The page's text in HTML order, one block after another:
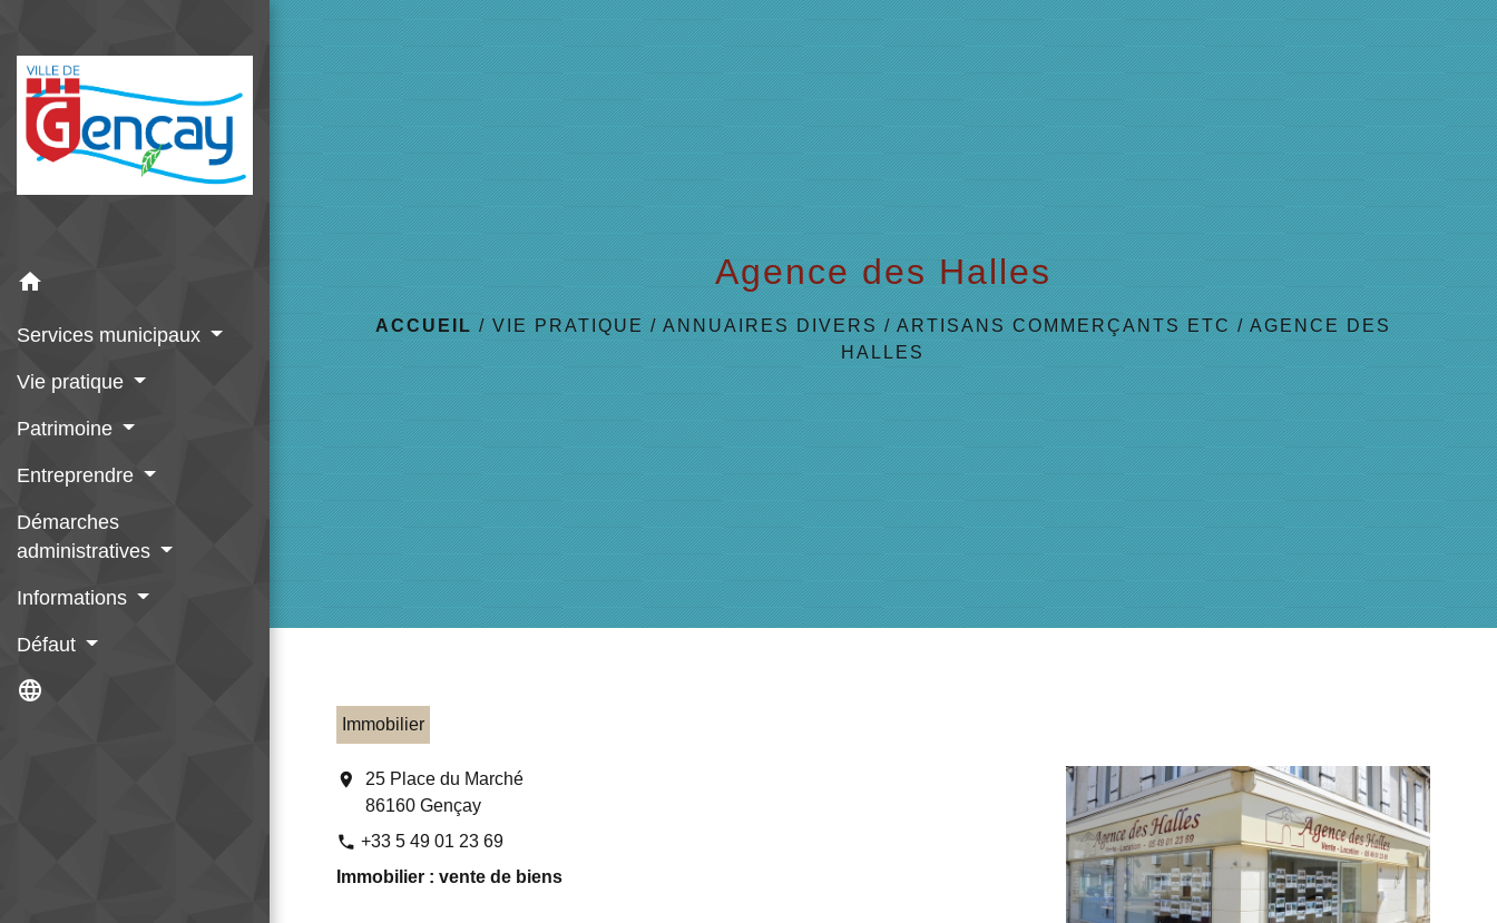
home
Services municipaux
Vie pratique
Patrimoine
Entreprendre
Démarches
administratives
Informations
Défaut
language
Agence des Halles
ACCUEIL / VIE PRATIQUE / ANNUAIRES DIVERS / ARTISANS COMMERÇANTS ETC / AGENCE DES
HALLES
Immobilier
location_on
25 Place du Marché
86160 Gençay
phone +33 5 49 01 23 69
Immobilier : vente de biens